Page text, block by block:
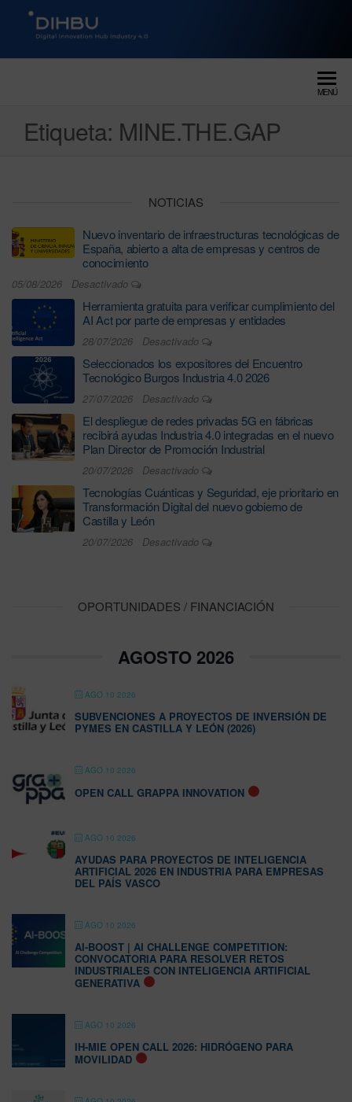
DIGITAL INNOVATION HUB
MENÚ
Etiqueta: MINE.THE.GAP
NOTICIAS
Nuevo inventario de infraestructuras tecnológicas de
España, abierto a alta de empresas y centros de
conocimiento
05/08/2026 Desactivado
Herramienta gratuita para verificar cumplimiento del
AI Act por parte de empresas y entidades
28/07/2026 Desactivado
Seleccionados los expositores del Encuentro
Tecnológico Burgos Industria 4.0 2026
27/07/2026 Desactivado
El despliegue de redes privadas 5G en fábricas
recibirá ayudas Industria 4.0 integradas en el nuevo
Plan Director de Promoción Industrial
20/07/2026 Desactivado
Tecnologías Cuánticas y Seguridad, eje prioritario en
Transformación Digital del nuevo gobierno de
Castilla y León
20/07/2026 Desactivado
OPORTUNIDADES / FINANCIACIÓN
AGOSTO 2026
AGO 10 2026
SUBVENCIONES A PROYECTOS DE INVERSIÓN DE
PYMES EN CASTILLA Y LEÓN (2026)
AGO 10 2026
OPEN CALL GRAPPA INNOVATION
AGO 10 2026
AYUDAS PARA PROYECTOS DE INTELIGENCIA
ARTIFICIAL 2026 EN INDUSTRIA PARA EMPRESAS
DEL PAÍS VASCO
AGO 10 2026
AI-BOOST | AI CHALLENGE COMPETITION:
CONVOCATORIA PARA RESOLVER RETOS
INDUSTRIALES CON INTELIGENCIA ARTIFICIAL
GENERATIVA
AGO 10 2026
IH-MIE OPEN CALL 2026: HIDRÓGENO PARA
MOVILIDAD